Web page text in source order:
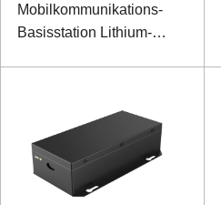
Mobilkommunikations-
Basisstation Lithium-